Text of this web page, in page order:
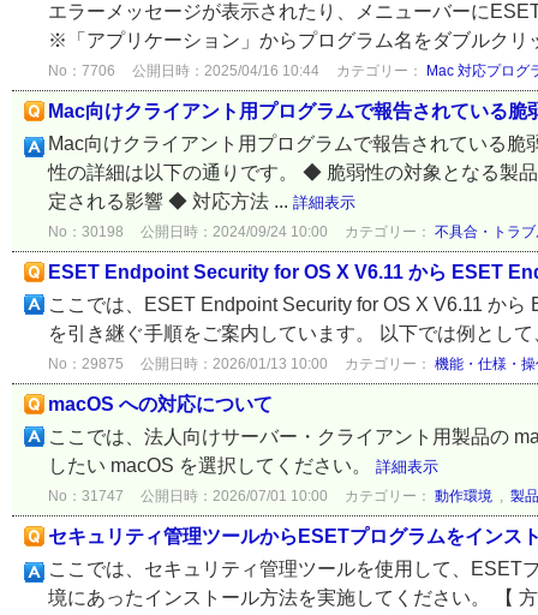
エラーメッセージが表示されたり、メニューバーに
※「アプリケーション」からプログラム名をダブルクリ
No：7706 公開日時：2025/04/16 10:44 カテゴリー： Mac 対応プログ
Mac向けクライアント用プログラムで報告されている
Mac向けクライアント用プログラムで報告されている
性の詳細は以下の通りです。 ◆ 脆弱性の対象となる
定される影響 ◆ 対応方法 ... 詳細表示
No：30198 公開日時：2024/09/24 10:00 カテゴリー： 不具合・トラ
ESET Endpoint Security for OS X V6.11 から ESET
ここでは、ESET Endpoint Security for OS X V6.11 か
を引き継ぐ手順をご案内しています。 以下では例とし
No：29875 公開日時：2026/01/13 10:00 カテゴリー： 機能・仕様・
macOS への対応について
ここでは、法人向けサーバー・クライアント用製品の
したい macOS を選択してください。 詳細表示
No：31747 公開日時：2026/07/01 10:00 カテゴリー： 動作環境 , 製
セキュリティ管理ツールからESETプログラムをインス
ここでは、セキュリティ管理ツールを使用して、ESET
境にあったインストール方法を実施してください。 【